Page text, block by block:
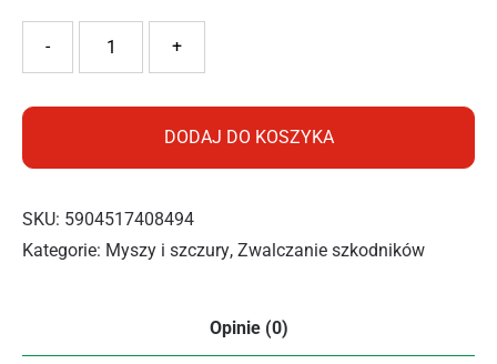
+
-
DODAJ DO KOSZYKA
SKU: 5904517408494
Kategorie: Myszy i szczury, Zwalczanie szkodników
Opinie (0)